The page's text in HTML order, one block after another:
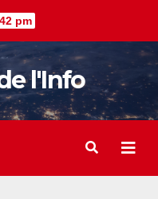
pm
l'Info